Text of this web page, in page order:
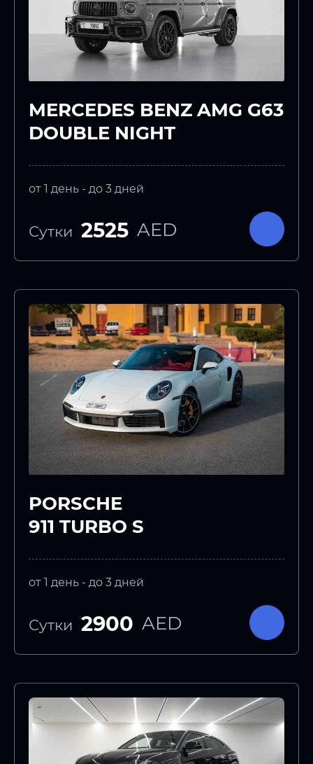
MERCEDES BENZ AMG G63
DOUBLE NIGHT
от 1 день - до 3 дней
Сутки 2525 AED
PORSCHE
911 TURBO S
от 1 день - до 3 дней
Сутки 2900 AED